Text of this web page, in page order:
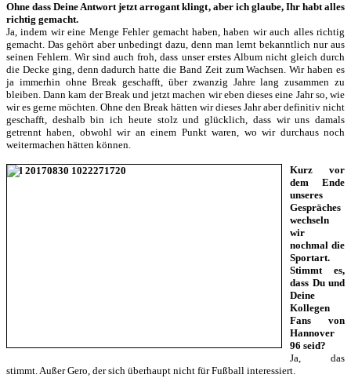
Ohne dass Deine Antwort jetzt arrogant klingt, aber ich glaube, Ihr habt alles
richtig gemacht.
Ja, indem wir eine Menge Fehler gemacht haben, haben wir auch alles richtig
gemacht. Das gehört aber unbedingt dazu, denn man lernt bekanntlich nur aus
seinen Fehlern. Wir sind auch froh, dass unser erstes Album nicht gleich durch
die Decke ging, denn dadurch hatte die Band Zeit zum Wachsen. Wir haben es
ja immerhin ohne Break geschafft, über zwanzig Jahre lang zusammen zu
bleiben. Dann kam der Break und jetzt machen wir eben dieses eine Jahr so, wie
wir es gerne möchten. Ohne den Break hätten wir dieses Jahr aber definitiv nicht
geschafft, deshalb bin ich heute stolz und glücklich, dass wir uns damals
getrennt haben, obwohl wir an einem Punkt waren, wo wir durchaus noch
weitermachen hätten können.
Kurz vor
dem Ende
unseres
Gespräches
wechseln
wir
nochmal die
Sportart.
Stimmt es,
dass Du und
Deine
Kollegen
Fans von
Hannover
96 seid?
Ja, das
stimmt. Außer Gero, der sich überhaupt nicht für Fußball interessiert.